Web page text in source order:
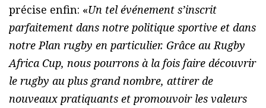
précise enfin: «Un tel événement s’inscrit
parfaitement dans notre politique sportive et dans
notre Plan rugby en particulier. Grâce au Rugby
Africa Cup, nous pourrons à la fois faire découvrir
le rugby au plus grand nombre, attirer de
nouveaux pratiquants et promouvoir les valeurs